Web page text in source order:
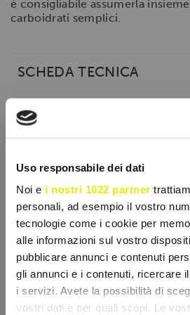
Uso responsabile dei dati
Noi e i nostri 1022 partner
personali, ad esempio il vostro
tecnologie come i cookie per
alle informazioni sul vostro
pubblicare annunci e contenuti
gli annunci e i contenuti, ricercare
i servizi. Avete la possibilità di
vostri dati e per quali scopi. Le
è consigliabile assumerla
carboidrati semplici.
SCHEDA TECNICA
CARATTERISTICHE